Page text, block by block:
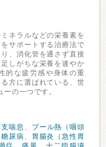
ネラルなどの栄養素を
サポートする治療法で
、消化管を通さず直接
しがちな栄養を速やか
的な疲労感や身体の重
方に選ばれている、世
の一つです。
喘息 、
プール熱（咽頭
糖尿病、
胃腸炎（急性胃